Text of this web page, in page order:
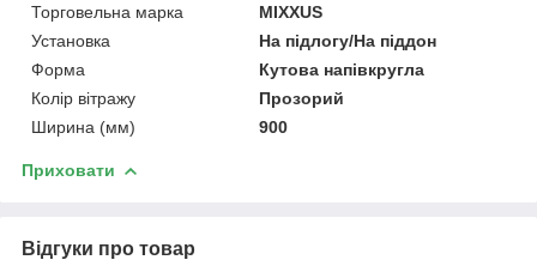
Торговельна марка
MIXXUS
Установка
На підлогу/На піддон
Форма
Кутова напівкругла
Колір вітражу
Прозорий
Ширина (мм)
900
Приховати
Відгуки про товар